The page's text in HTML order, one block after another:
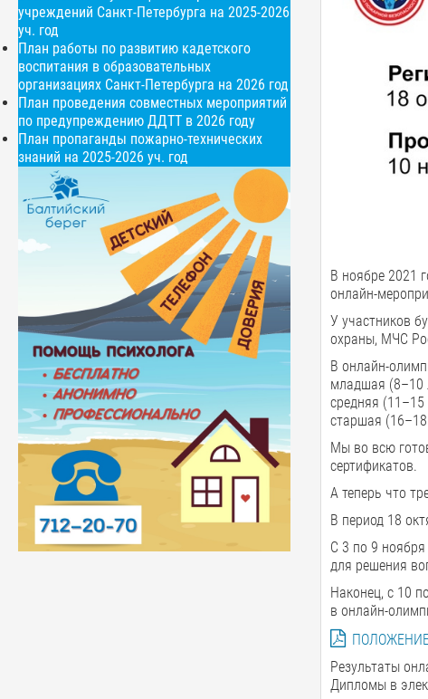
учреждений Санкт-Петербурга на 2025-2026
уч. год
План работы по развитию кадетского
воспитания в образовательных
организациях Санкт-Петербурга на 2026 год
План проведения совместных мероприятий
по предупреждению ДДТТ в 2026 году
План пропаганды пожарно-технических
знаний на 2025-2026 уч. год
В ноябре 2021
онлайн-
У участников
охраны, МЧС
В онлайн-
младшая (8–10
средняя (11–15
старшая (16–18
Мы во всю
сертификатов.
А теперь что
В период 18
С 3 по 9 ноября
для решения
Наконец, с 10
в онлайн-
ПОЛОЖЕНИЕ
Результаты
Дипломы в